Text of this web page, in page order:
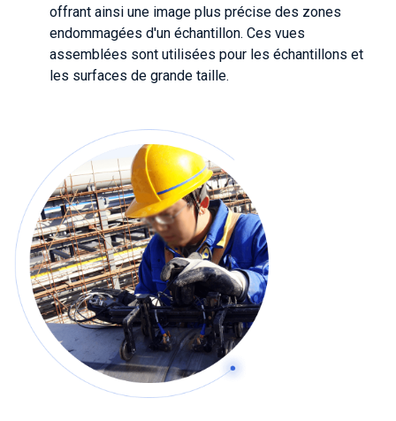
offrant ainsi une image plus précise des zones
endommagées d'un échantillon. Ces vues
assemblées sont utilisées pour les échantillons et
les surfaces de grande taille.